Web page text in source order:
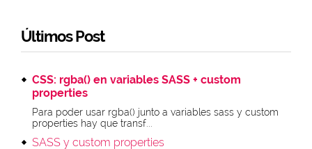
Últimos Post
CSS: rgba() en variables SASS + custom
properties
Para poder usar rgba() junto a variables sass y custom
properties hay que transf...
SASS y custom properties